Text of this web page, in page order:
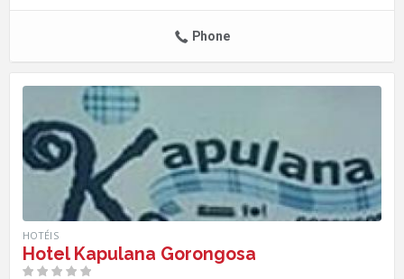
Phone
HOTÉIS
Hotel Kapulana Gorongosa